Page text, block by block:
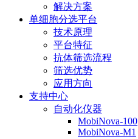
解决方案
单细胞分选平台
技术原理
平台特征
抗体筛选流程
筛选优势
应用方向
支持中心
自动化仪器
MobiNova-100
MobiNova-M1